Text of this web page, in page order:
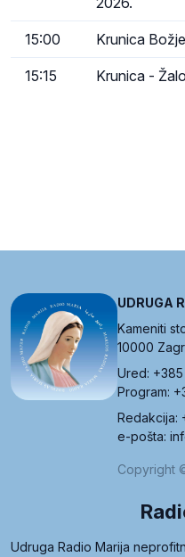
15:00 Krunica
15:15 Krunica -
UDRUGA
Kameniti
10000
Ured: +385
Program:
Redakcija:
e-pošta:
Copyright
Udruga Radio Marija